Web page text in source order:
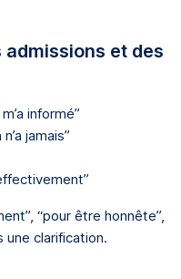
et des
informé”
jamais”
“pour être honnête”,
une clarification.